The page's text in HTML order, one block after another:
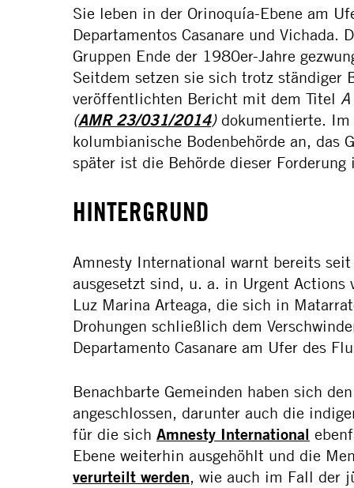
Sie leben in der Orinoquía-Ebene am
Departamentos Casanare und Vichada.
Gruppen Ende der 1980er-Jahre
Seitdem setzen sie sich trotz ständiger
veröffentlichten Bericht mit dem Titel
(AMR 23/031/2014) dokumentierte. Im
kolumbianische Bodenbehörde an, das
später ist die Behörde dieser
HINTERGRUND
Amnesty International warnt bereits
ausgesetzt sind, u. a. in Urgent Actions
Luz Marina Arteaga, die sich in
Drohungen schließlich dem
Departamento Casanare am Ufer des
Benachbarte Gemeinden haben sich
angeschlossen, darunter auch die
für die sich Amnesty International
Ebene weiterhin ausgehöhlt und die
verurteilt werden, wie auch im Fall der